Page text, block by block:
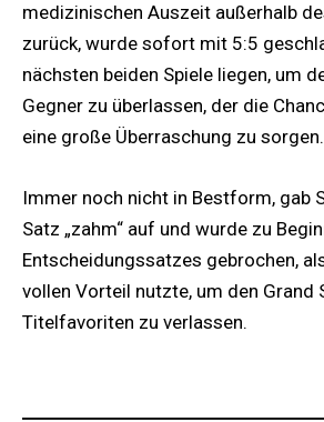
medizinischen Auszeit außerhalb
zurück, wurde sofort mit 5:5
nächsten beiden Spiele liegen, um
Gegner zu überlassen, der die
eine große Überraschung zu sorgen.
Immer noch nicht in Bestform, gab
Satz „zahm“ auf und wurde zu
Entscheidungssatzes gebrochen,
vollen Vorteil nutzte, um den Grand
Titelfavoriten zu verlassen.